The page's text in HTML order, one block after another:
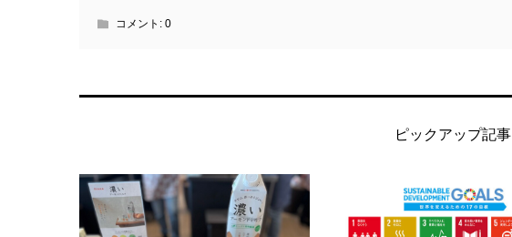
コメント: 0
ピックアップ記事